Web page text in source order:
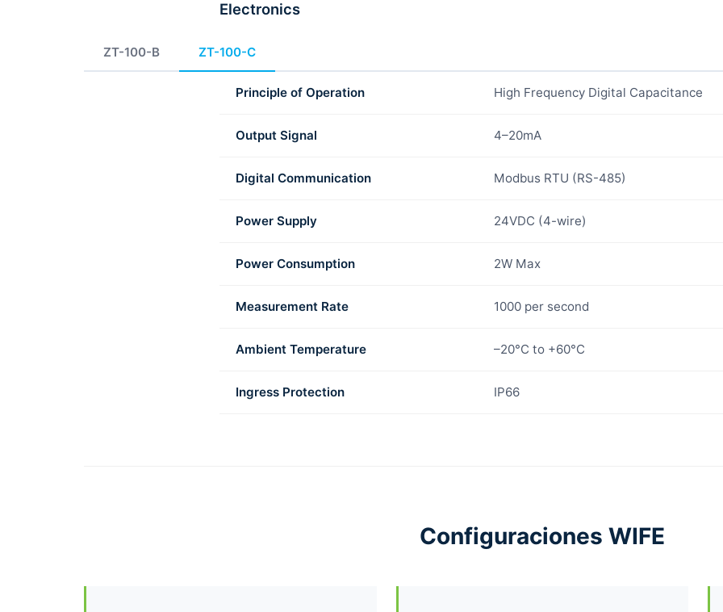
Electronics
ZT-100-B ZT-100-C
Principle of Operation High Frequency Digital Capacitance
Output Signal 4–20mA
Digital Communication Modbus RTU (RS-485)
Power Supply 24VDC (4-wire)
Power Consumption 2W Max
Measurement Rate 1000 per second
Ambient Temperature –20°C to +60°C
Ingress Protection IP66
Configuraciones WIFE